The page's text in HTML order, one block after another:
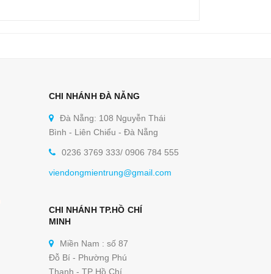
CHI NHÁNH ĐÀ NẴNG
Đà Nẵng: 108 Nguyễn Thái
Bình - Liên Chiểu - Đà Nẵng
0236 3769 333/ 0906 784 555
viendongmientrung@gmail.com
CHI NHÁNH TP.HỒ CHÍ
MINH
Miền Nam : số 87
Đỗ Bí - Phường Phú
Thạnh - TP Hồ Chí